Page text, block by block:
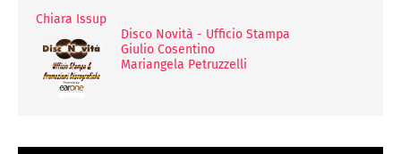
Chiara Issup
Disco Novità - Ufficio Stampa
Giulio Cosentino
Mariangela Petruzzelli